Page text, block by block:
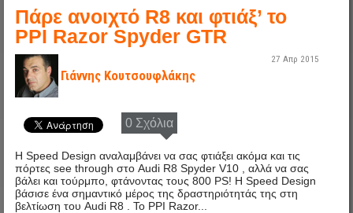
Πάρε ανοιχτό R8 και φτιάξ’ το
PPI Razor Spyder GTR
Γιάννης Κουτσουφλάκης
27 Απρ 2015
0 Σχόλια
Η Speed Design αναλαμβάνει να σας φτιάξει ακόμα και τις
πόρτες see through στο Audi R8 Spyder V10 , αλλά να σας
βάλει και τούρμπο, φτάνοντας τους 800 PS! Η Speed Design
βάσισε ένα σημαντικό μέρος της δραστηριότητάς της στη
βελτίωση του Audi R8 . Το PPI Razor...